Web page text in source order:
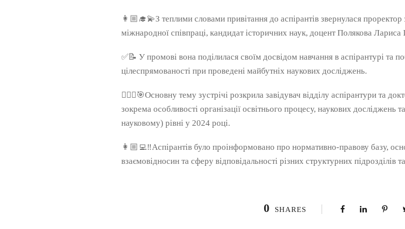
👩🏼‍🎓💫З теплими словами привітання до аспірантів звернулася проректор
міжнародної співпраці, кандидат історичних наук, доцент Полякова Лариса
✅📝 У промові вона поділилася своїм досвідом навчання в аспірантурі та
цілеспрямованості при проведені майбутніх наукових досліджень.
🙋🏻‍♀️🎯Основну тему зустрічі розкрила завідувач відділу аспірантури та
зокрема особливості організації освітнього процесу, наукових досліджень
науковому) рівні у 2024 році.
👩🏼‍💻‼️Аспірантів було проінформовано про нормативно-правову базу,
взаємовідносин та сферу відповідальності різних структурних підрозділів
0 SHARES